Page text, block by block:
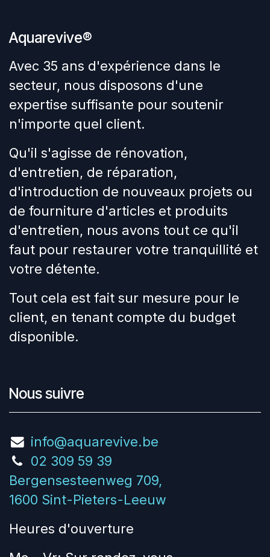
Aquarevive®
Avec 35 ans d'expérience dans le
secteur, nous disposons d'une
expertise suffisante pour soutenir
n'importe quel client.
Qu'il s'agisse de rénovation,
d'entretien, de réparation,
d'introduction de nouveaux projets ou
de fourniture d'articles et produits
d'entretien, nous avons tout ce qu'il
faut pour restaurer votre tranquillité et
votre détente.
Tout cela est fait sur mesure pour le
client, en tenant compte du budget
disponible.
Nous suivre
info@aquarevive.be
02 309 59 39
Bergensesteenweg 709,
1600 Sint-Pieters-Leeuw
Heures d'ouverture